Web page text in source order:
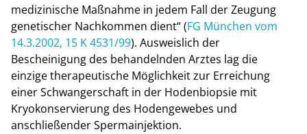
medizinische Maßnahme in jedem Fall der Zeugung
genetischer Nachkommen dient“ (FG München vom
14.3.2002, 15 K 4531/99). Ausweislich der
Bescheinigung des behandelnden Arztes lag die
einzige therapeutische Möglichkeit zur Erreichung
einer Schwangerschaft in der Hodenbiopsie mit
Kryokonservierung des Hodengewebes und
anschließender Spermainjektion.